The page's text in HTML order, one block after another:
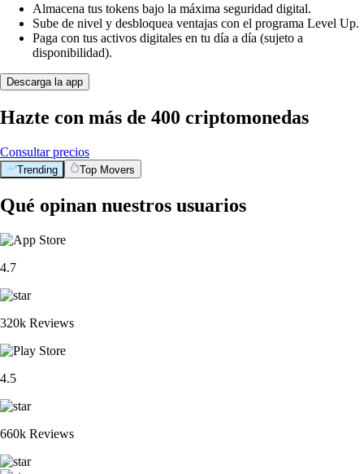
Almacena tus tokens bajo la máxima seguridad digital.
Sube de nivel y desbloquea ventajas con el programa Level Up.
Paga con tus activos digitales en tu día a día (sujeto a
disponibilidad).
Descarga la app
Hazte con más de 400 criptomonedas
Consultar precios
Trending Top Movers
Qué opinan nuestros usuarios
4.7
320k Reviews
4.5
660k Reviews